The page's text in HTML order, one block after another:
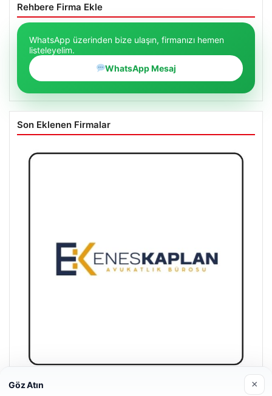
Rehbere Firma Ekle
WhatsApp üzerinden bize ulaşın, firmanızı hemen
listeleyelim.
WhatsApp Mesaj
Son Eklenen Firmalar
Enes Kaplan Avukatlık Bürosu
Göz Atın ×